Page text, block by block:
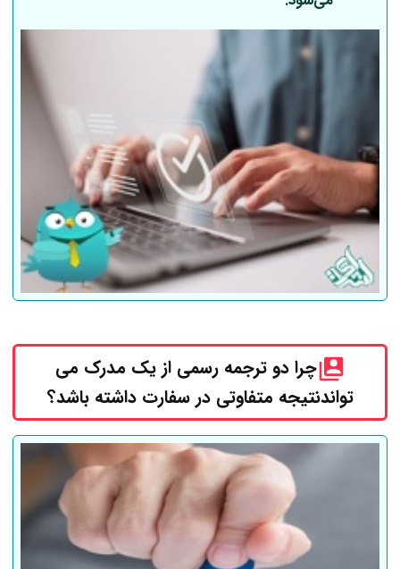
چرا دو ترجمه رسمی از یک مدرک می
تواندنتیجه متفاوتی در سفارت داشته باشد؟